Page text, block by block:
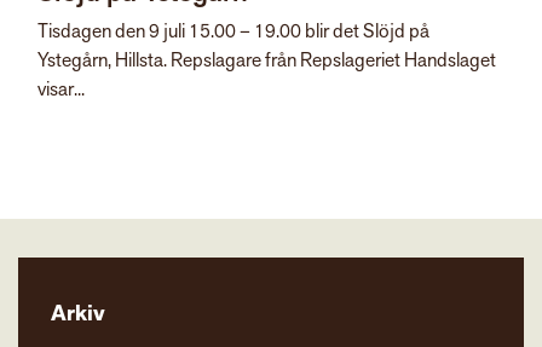
Tisdagen den 9 juli 15.00 – 19.00 blir det Slöjd på
Ystegårn, Hillsta. Repslagare från Repslageriet Handslaget
visar...
Arkiv